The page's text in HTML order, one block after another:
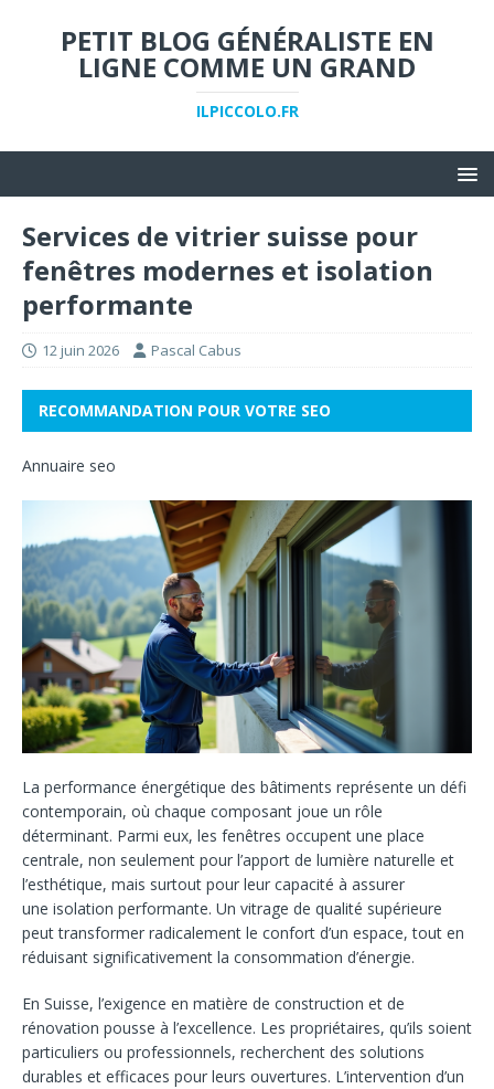
PETIT BLOG GÉNÉRALISTE EN
LIGNE COMME UN GRAND
ILPICCOLO.FR
Services de vitrier suisse pour
fenêtres modernes et isolation
performante
12 juin 2026 Pascal Cabus
RECOMMANDATION POUR VOTRE SEO
Annuaire seo
La performance énergétique des bâtiments représente un défi
contemporain, où chaque composant joue un rôle
déterminant. Parmi eux, les fenêtres occupent une place
centrale, non seulement pour l’apport de lumière naturelle et
l’esthétique, mais surtout pour leur capacité à assurer
une isolation performante. Un vitrage de qualité supérieure
peut transformer radicalement le confort d’un espace, tout en
réduisant significativement la consommation d’énergie.
En Suisse, l’exigence en matière de construction et de
rénovation pousse à l’excellence. Les propriétaires, qu’ils soient
particuliers ou professionnels, recherchent des solutions
durables et efficaces pour leurs ouvertures. L’intervention d’un